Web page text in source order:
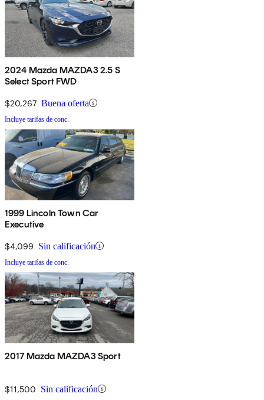
2024 Mazda MAZDA3 2.5 S
Select Sport FWD
$20,267 Buena oferta
Incluye tarifas de conc.
1999 Lincoln Town Car
Executive
$4,099 Sin calificación
Incluye tarifas de conc.
2017 Mazda MAZDA3 Sport
$11,500 Sin calificación